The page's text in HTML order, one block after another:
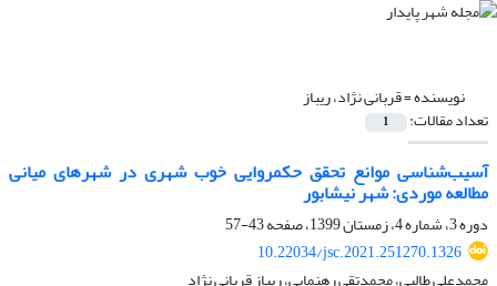
نویسنده =قربانی نژاد، ریباز
تعداد مقالات: 1
آسیب‌شناسی موانع تحقق حکمروایی خوب شهری در شهرهای میانی
مطالعه موردی: شهر نیشابور
دوره 3، شماره 4، زمستان 1399، صفحه
43-57
10.22034/jsc.2021.251270.1326